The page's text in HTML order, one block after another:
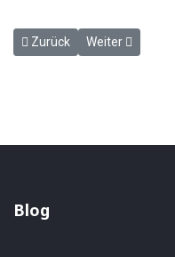
Vorheriger Beitrag: Unfall
Zurück Nächster
Weiter
Blog